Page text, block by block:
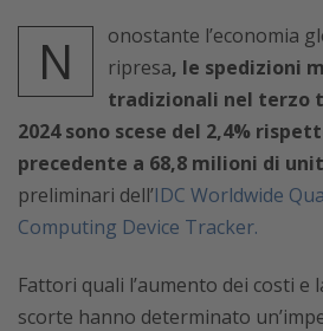
N
onostante l’economia
ripresa, le spedizioni
tradizionali nel terzo
2024 sono scese del 2,4%
precedente a 68,8 milioni di
preliminari dell’IDC Worldwide
Computing Device Tracker.
Fattori quali l’aumento dei costi e
scorte hanno determinato